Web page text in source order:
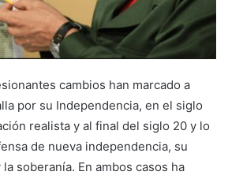
cambios han marcado a
por su Independencia, en el siglo
realista y al final del siglo 20 y lo
de nueva independencia, su
soberanía. En ambos casos ha